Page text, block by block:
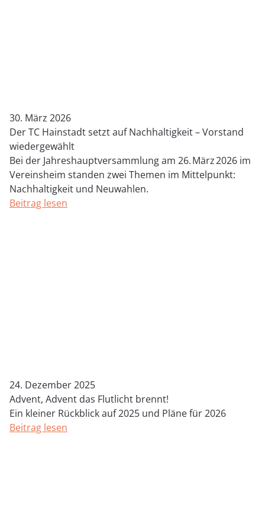
30. März 2026
Der TC Hainstadt setzt auf Nachhaltigkeit – Vorstand
wiedergewählt
Bei der Jahreshauptversammlung am 26. März 2026 im
Vereinsheim standen zwei Themen im Mittelpunkt:
Nachhaltigkeit und Neuwahlen.
Beitrag lesen
24. Dezember 2025
Advent, Advent das Flutlicht brennt!
Ein kleiner Rückblick auf 2025 und Pläne für 2026
Beitrag lesen